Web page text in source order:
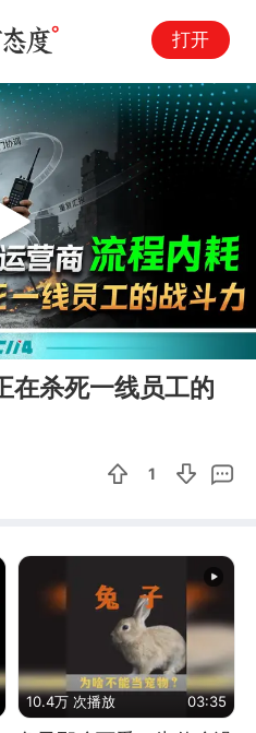
打开
Play
在杀死一线员工的
1
10.4万 次播放 03:35